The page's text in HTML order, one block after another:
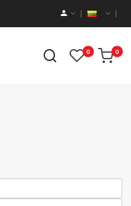
0 0